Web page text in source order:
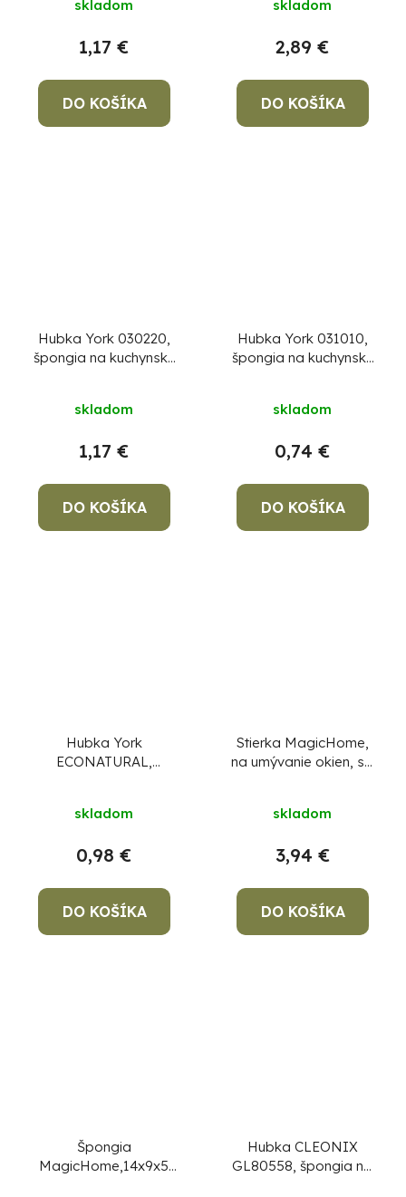
skladom
1,17 €
DO KOŠÍKA
skladom
2,89 €
DO KOŠÍKA
Hubka York 030220,
špongia na kuchynský
skladom
1,17 €
DO KOŠÍKA
Hubka York 031010,
špongia na kuchynský
skladom
0,74 €
DO KOŠÍKA
Hubka York
ECONATURAL,
10x7x2,5 cm, bal. 2 ks
skladom
0,98 €
DO KOŠÍKA
Stierka MagicHome,
na umývanie okien, so
skladom
3,94 €
DO KOŠÍKA
Špongia
MagicHome,14x9x5
Hubka CLEONIX
GL80558, špongia na